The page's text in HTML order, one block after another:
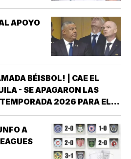
APOYO
BÉISBOL! | CAE EL
- SE APAGARON LAS
2026 PARA EL
*LA NOVENA JAROCHA
CON UNA VICTORIA DE
DE PUEBLA, PERO EL
A